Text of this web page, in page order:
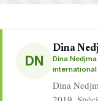
DN
Dina
Dina
international
Dina